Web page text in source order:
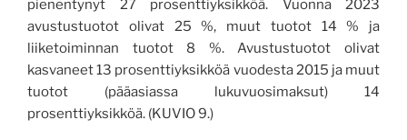
pienentynyt 27 prosenttiyksikköä. Vuonna 2023
avustustuotot olivat 25 %, muut tuotot 14 % ja
liiketoiminnan tuotot 8 %. Avustustuotot olivat
kasvaneet 13 prosenttiyksikköä vuodesta 2015 ja muut
tuotot (pääasiassa lukuvuosimaksut) 14
prosenttiyksikköä. (KUVIO 9.)